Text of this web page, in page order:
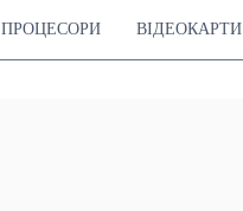
ПРОЦЕСОРИ ВІДЕОКАРТИ